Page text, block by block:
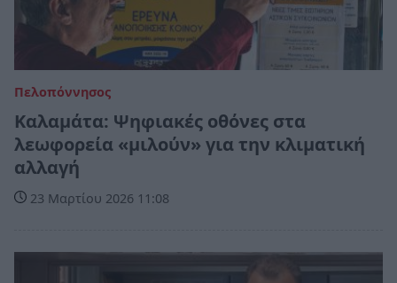
Πελοπόννησος
Καλαμάτα: Ψηφιακές οθόνες στα
λεωφορεία «μιλούν» για την κλιματική
αλλαγή
23 Μαρτίου 2026 11:08